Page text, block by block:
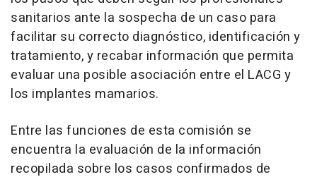
sanitarios ante la sospecha de un caso para
facilitar su correcto diagnóstico, identificación y
tratamiento, y recabar información que permita
evaluar una posible asociación entre el LACG y
los implantes mamarios.
Entre las funciones de esta comisión se
encuentra la evaluación de la información
recopilada sobre los casos confirmados de